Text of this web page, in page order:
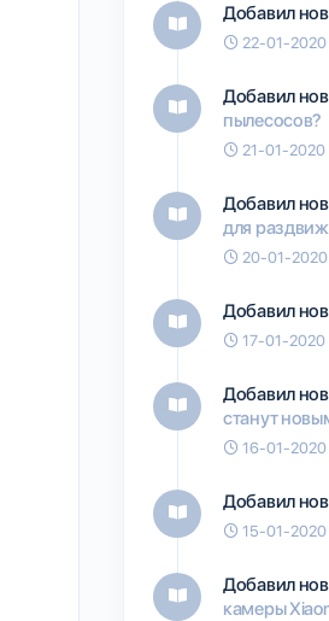
Добавил
22-01-2020
Добавил
пылесосов?
21-01-2020
Добавил
для
20-01-2020
Добавил
17-01-2020
Добавил
станут
16-01-2020
Добавил
15-01-2020
Добавил
камеры